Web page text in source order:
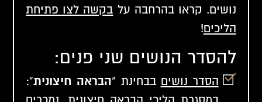
נושים. קראו בהרחבה על בקשה לצו פתיחת
הליכים!
להסדר הנושים שני פנים:
הסדר נושים בבחינת "הבראה חיצונית":